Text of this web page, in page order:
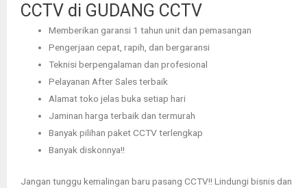
CCTV di GUDANG CCTV
Memberikan garansi 1 tahun unit dan pemasangan
Pengerjaan cepat, rapih, dan bergaransi
Teknisi berpengalaman dan profesional
Pelayanan After Sales terbaik
Alamat toko jelas buka setiap hari
Jaminan harga terbaik dan termurah
Banyak pilihan paket CCTV terlengkap
Banyak diskonnya!!
Jangan tunggu kemalingan baru pasang CCTV!! Lindungi bisnis dan